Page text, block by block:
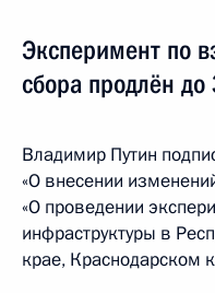
Эксперимент по
сбора продлён
Владимир Путин
«О внесении
«О проведении
инфраструктуры в
крае, Краснодарском